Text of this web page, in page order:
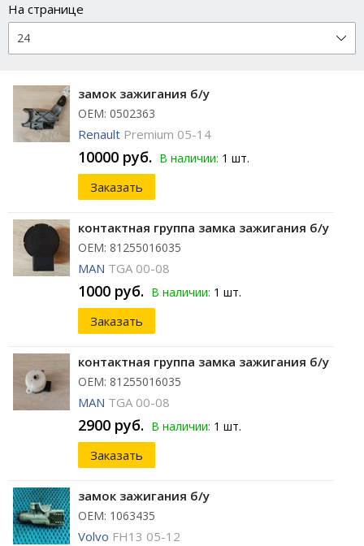
На странице
замок зажигания б/у
ОЕМ: 0502363
Renault Premium 05-14
10000 руб. В наличии: 1 шт.
Заказать
контактная группа замка зажигания б/у
ОЕМ: 81255016035
MAN TGA 00-08
1000 руб. В наличии: 1 шт.
Заказать
контактная группа замка зажигания б/у
ОЕМ: 81255016035
MAN TGA 00-08
2900 руб. В наличии: 1 шт.
Заказать
замок зажигания б/у
ОЕМ: 1063435
Volvo FH13 05-12